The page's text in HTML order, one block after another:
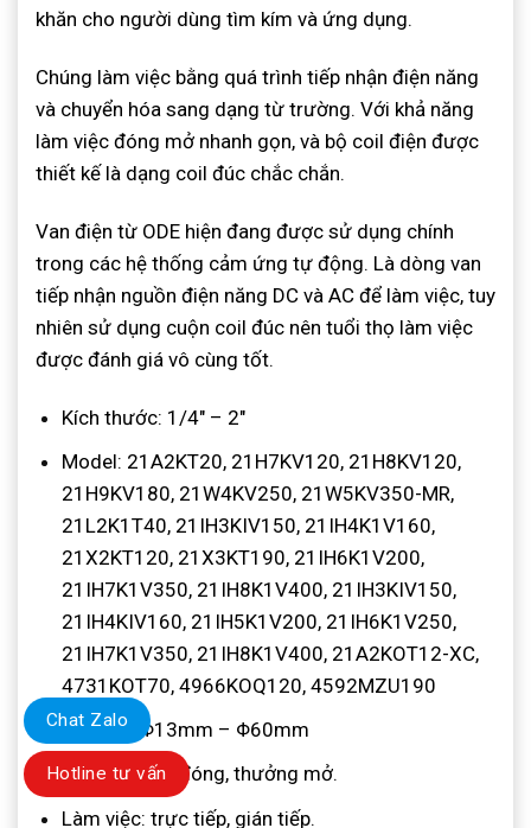
khăn cho người dùng tìm kím và ứng dụng.
Chúng làm việc bằng quá trình tiếp nhận điện năng
và chuyển hóa sang dạng từ trường. Với khả năng
làm việc đóng mở nhanh gọn, và bộ coil điện được
thiết kế là dạng coil đúc chắc chắn.
Van điện từ ODE hiện đang được sử dụng chính
trong các hệ thống cảm ứng tự động. Là dòng van
tiếp nhận nguồn điện năng DC và AC để làm việc, tuy
nhiên sử dụng cuộn coil đúc nên tuổi thọ làm việc
được đánh giá vô cùng tốt.
Kích thước: 1/4″ – 2″
Model: 21A2KT20, 21H7KV120, 21H8KV120,
21H9KV180, 21W4KV250, 21W5KV350-MR,
21L2K1T40, 21IH3KIV150, 21IH4K1V160,
21X2KT120, 21X3KT190, 21IH6K1V200,
21IH7K1V350, 21IH8K1V400, 21IH3KIV150,
21IH4KIV160, 21IH5K1V200, 21IH6K1V250,
21IH7K1V350, 21IH8K1V400, 21A2KOT12-XC,
4731KOT70, 4966KOQ120, 4592MZU190
Nối ống: Φ13mm – Φ60mm
Loại: thường đóng, thưởng mở.
Làm việc: trực tiếp, gián tiếp.
Chat Zalo
Hotline tư vấn